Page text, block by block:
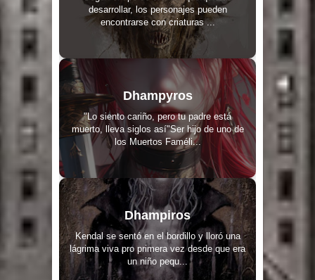
desarrollar, los personajes pueden
encontrarse con criaturas ...
Dhampyros
"Lo siento cariño, pero tu padre está
muerto, lleva siglos así"Ser hijo de uno de
los Muertos Faméli...
Dhampiros
Kendal se sentó en el bordillo y lloró una
lágrima viva pro primera vez desde que era
un niño pequ...